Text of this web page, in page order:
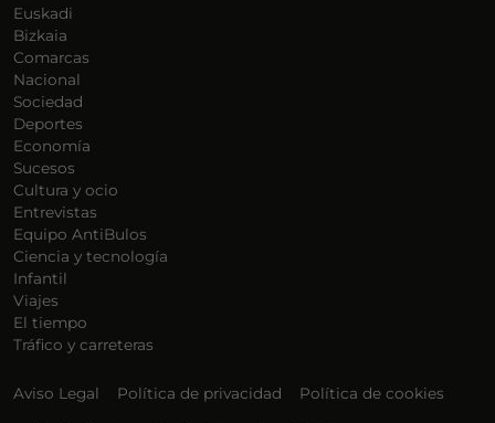
Euskadi
Bizkaia
Comarcas
Nacional
Sociedad
Deportes
Economía
Sucesos
Cultura y ocio
Entrevistas
Equipo AntiBulos
Ciencia y tecnología
Infantil
Viajes
El tiempo
Tráfico y carreteras
Aviso Legal Política de privacidad Política de cookies